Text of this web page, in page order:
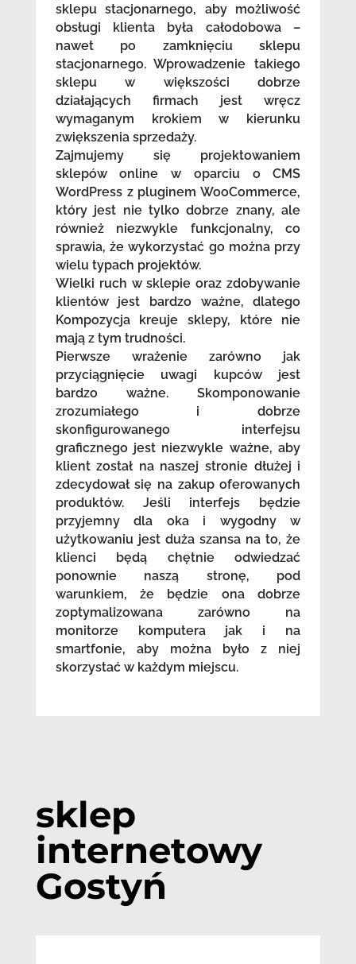
sklepu stacjonarnego, aby możliwość
obsługi klienta była całodobowa –
nawet po zamknięciu sklepu
stacjonarnego. Wprowadzenie takiego
sklepu w większości dobrze
działających firmach jest wręcz
wymaganym krokiem w kierunku
zwiększenia sprzedaży.
Zajmujemy się projektowaniem
sklepów online w oparciu o CMS
WordPress z pluginem WooCommerce,
który jest nie tylko dobrze znany, ale
również niezwykle funkcjonalny, co
sprawia, że wykorzystać go można przy
wielu typach projektów.
Wielki ruch w sklepie oraz zdobywanie
klientów jest bardzo ważne, dlatego
Kompozycja kreuje sklepy, które nie
mają z tym trudności.
Pierwsze wrażenie zarówno jak
przyciągnięcie uwagi kupców jest
bardzo ważne. Skomponowanie
zrozumiałego i dobrze
skonfigurowanego interfejsu
graficznego jest niezwykle ważne, aby
klient został na naszej stronie dłużej i
zdecydował się na zakup oferowanych
produktów. Jeśli interfejs będzie
przyjemny dla oka i wygodny w
użytkowaniu jest duża szansa na to, że
klienci będą chętnie odwiedzać
ponownie naszą stronę, pod
warunkiem, że będzie ona dobrze
zoptymalizowana zarówno na
monitorze komputera jak i na
smartfonie, aby można było z niej
skorzystać w każdym miejscu.
sklep
internetowy
Gostyń